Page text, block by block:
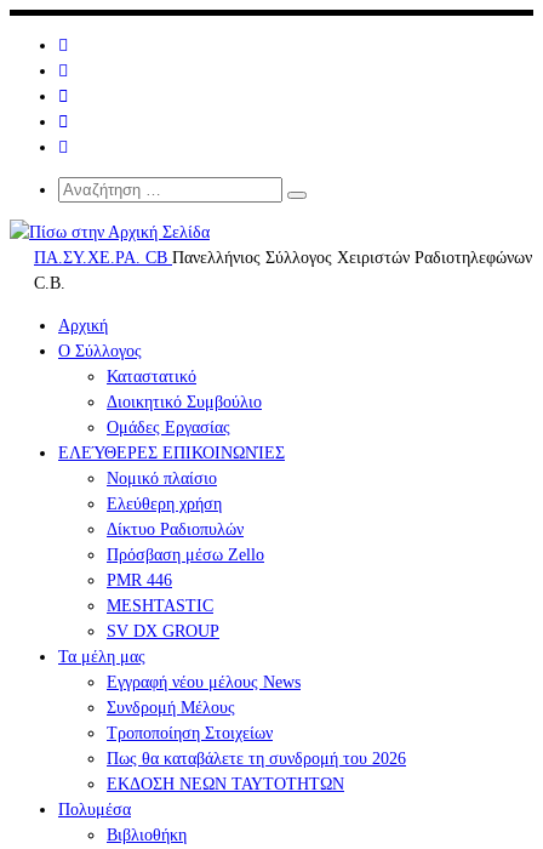
Μετάβαση
περιεχόμενο
Search
Αναζήτηση
Αναζήτηση
ΠΑ.ΣΥ.ΧΕ.ΡΑ. CB Πανελλήνιος Σύλλογος Χειριστών Ραδιοτηλεφώνων
C.B.
Αρχική
Ο Σύλλογος
Καταστατικό
Διοικητικό Συμβούλιο
Ομάδες Εργασίας
ΕΛΕΎΘΕΡΕΣ ΕΠΙΚΟΙΝΩΝΊΕΣ
Νομικό πλαίσιο
Ελεύθερη χρήση
Δίκτυο Ραδιοπυλών
Πρόσβαση μέσω Zello
PMR 446
MESHTASTIC
SV DX GROUP
Τα μέλη μας
Εγγραφή νέου μέλους News
Συνδρομή Μέλους
Τροποποίηση Στοιχείων
Πως θα καταβάλετε τη συνδρομή του 2026
ΕΚΔΟΣΗ ΝΕΩΝ ΤΑΥΤΟΤΗΤΩΝ
Πολυμέσα
Βιβλιοθήκη